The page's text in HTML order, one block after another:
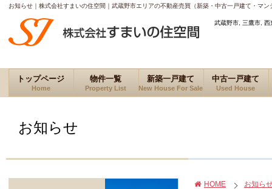
お知らせ｜株式会社すまいの住空間｜武蔵野市エリアの不動産売買（新築・中古一戸建て・マン
武蔵野市, 三鷹市,
トップページ
Home
物件一覧
Property List
新築一戸建て
New House For Sale
中古一戸建て
Used House
お知らせ
HOME お知ら